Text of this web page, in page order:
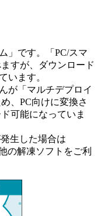
」です。「PC/スマ
すが、ダウンロード
います。
が「マルチデプロイ
、PC向けに変換さ
可能になっていま
生した場合は
の解凍ソフトをご利